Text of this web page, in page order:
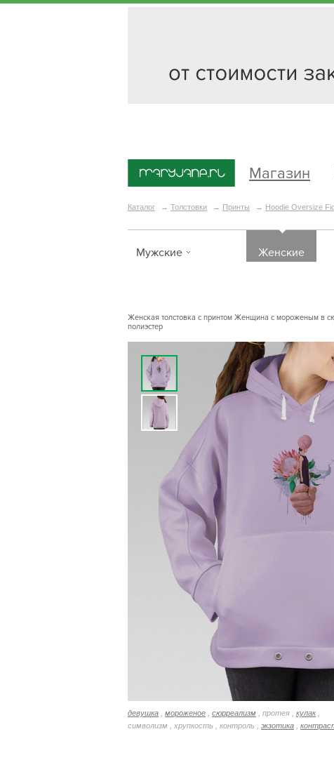
Магазин
Каталог → Толстовки → Принты → Hoodie Oversize
Мужские Женские
Женская толстовка с принтом Женщина с мороженым в
полиэстер
девушка мороженое сюрреализм , протея , кулак
символизм , хрупкость , контроль , экзотика